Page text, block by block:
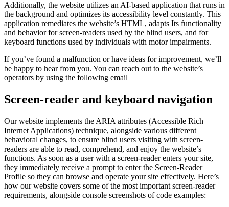
Additionally, the website utilizes an AI-based application that runs in
the background and optimizes its accessibility level constantly. This
application remediates the website’s HTML, adapts Its functionality
and behavior for screen-readers used by the blind users, and for
keyboard functions used by individuals with motor impairments.
If you’ve found a malfunction or have ideas for improvement, we’ll
be happy to hear from you. You can reach out to the website’s
operators by using the following email
Screen-reader and keyboard navigation
Our website implements the ARIA attributes (Accessible Rich
Internet Applications) technique, alongside various different
behavioral changes, to ensure blind users visiting with screen-
readers are able to read, comprehend, and enjoy the website’s
functions. As soon as a user with a screen-reader enters your site,
they immediately receive a prompt to enter the Screen-Reader
Profile so they can browse and operate your site effectively. Here’s
how our website covers some of the most important screen-reader
requirements, alongside console screenshots of code examples: